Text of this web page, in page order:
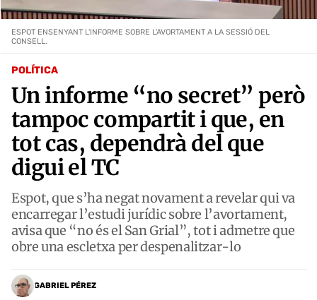
POLÍTICA
Un informe “no secret” però
tampoc compartit i que, en
tot cas, dependrà del que
digui el TC
Espot, que s’ha negat novament a revelar qui va
encarregar l’estudi jurídic sobre l’avortament,
avisa que “no és el San Grial”, tot i admetre que
obre una escletxa per despenalitzar-lo
GABRIEL PÉREZ
ESPOT ENSENYANT L'INFORME SOBRE L'AVORTAMENT A LA SESSIÓ DEL
CONSELL.